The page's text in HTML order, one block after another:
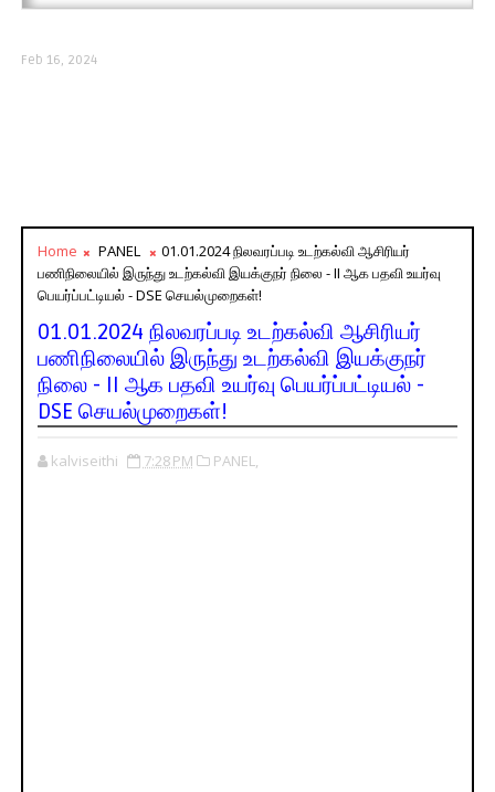
Feb 16, 2024
Home PANEL
01.01.2024 நிலவரப்படி உடற்கல்வி ஆசிரியர்
பணிநிலையில் இருந்து உடற்கல்வி இயக்குநர் நிலை - II ஆக பதவி உயர்வு
பெயர்ப்பட்டியல் - DSE செயல்முறைகள்!
01.01.2024 நிலவரப்படி உடற்கல்வி ஆசிரியர்
பணிநிலையில் இருந்து உடற்கல்வி இயக்குநர்
நிலை - II ஆக பதவி உயர்வு பெயர்ப்பட்டியல் -
DSE செயல்முறைகள்!
kalviseithi 7:28 PM PANEL,